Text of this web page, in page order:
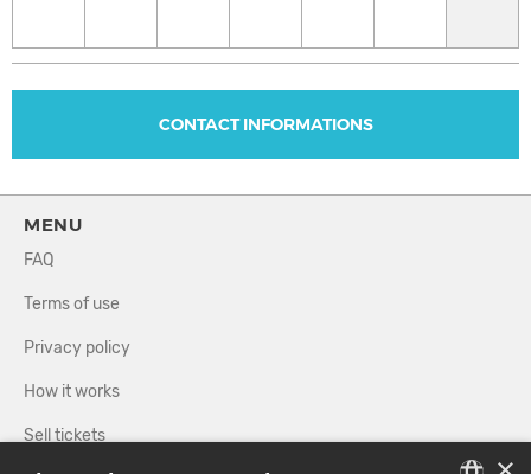
CONTACT INFORMATIONS
MENU
FAQ
Terms of use
Privacy policy
How it works
Sell tickets